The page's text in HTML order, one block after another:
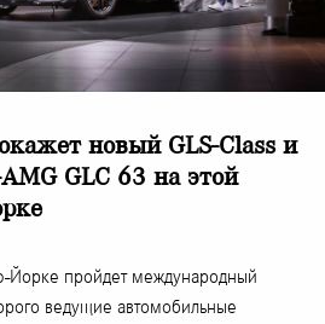
новый GLS-Class и
GLC 63 на этой
пройдет международный
ведущие автомобильные